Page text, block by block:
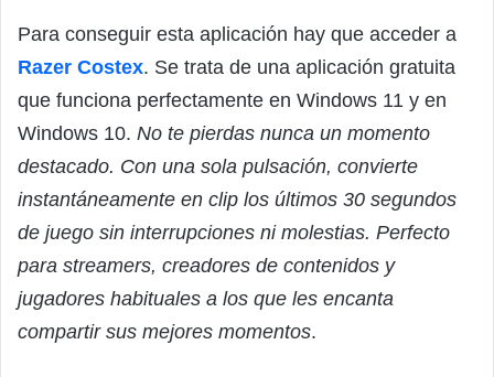
Para conseguir esta aplicación hay que acceder a
Razer Costex. Se trata de una aplicación gratuita
que funciona perfectamente en Windows 11 y en
Windows 10. No te pierdas nunca un momento
destacado. Con una sola pulsación, convierte
instantáneamente en clip los últimos 30 segundos
de juego sin interrupciones ni molestias. Perfecto
para streamers, creadores de contenidos y
jugadores habituales a los que les encanta
compartir sus mejores momentos.